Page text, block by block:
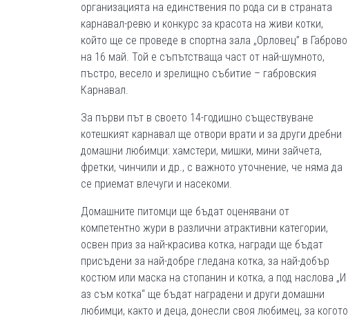
организацията на единствения по рода си в страната
карнавал-ревю и конкурс за красота на живи котки,
който ще се проведе в спортна зала „Орловец” в Габрово
на 16 май. Той е съпътстваща част от най-шумното,
пъстро, весело и зрелищно събитие – габровския
Карнавал.
За първи път в своето 14-годишно съществуване
котешкият карнавал ще отвори врати и за други дребни
домашни любимци: хамстери, мишки, мини зайчета,
фретки, чинчили и др., с важното уточнение, че няма да
се приемат влечуги и насекоми.
Домашните питомци ще бъдат оценявани от
компетентно жури в различни атрактивни категории,
освен приз за най-красива котка, награди ще бъдат
присъдени за най-добре гледана котка, за най-добър
костюм или маска на стопанин и котка, а под наслова „И
аз съм котка“ ще бъдат наградени и други домашни
любимци, както и деца, донесли своя любимец, за когото